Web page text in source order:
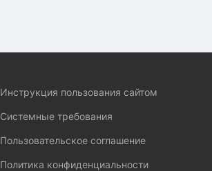
Инструкция пользования сайтом
Системные требования
Пользовательское соглашение
Политика конфиденциальности